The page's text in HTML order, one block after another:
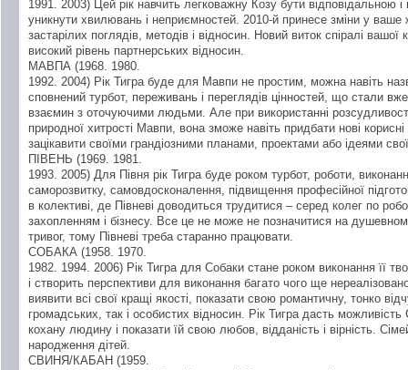
1991. 2003) Цей рік навчить легковажну Козу бути відповідальною
уникнути хвилювань і неприємностей. 2010-й принесе зміни у
застарілих поглядів, методів і відносин. Новий виток спіралі
високий рівень партнерських відносин.
МАВПА (1968. 1980.
1992. 2004) Рік Тигра буде для Мавпи не простим, можна навіть
сповнений турбот, переживань і переглядів цінностей, що стали
взаємин з оточуючими людьми. Але при використанні
природної хитрості Мавпи, вона зможе навіть придбати нові корисні
зацікавити своїми грандіозними планами, проектами або ідеями
ПІВЕНЬ (1969. 1981.
1993. 2005) Для Півня рік Тигра буде роком турбот, роботи,
саморозвитку, самовдосконалення, підвищення професійної
в колективі, де Півневі доводиться трудитися – серед колег по
захопленням і бізнесу. Все це не може не позначитися на
тривог, тому Півневі треба старанно працювати.
СОБАКА (1958. 1970.
1982. 1994. 2006) Рік Тигра для Собаки стане роком виконання її
і створить перспективи для виконання багато чого ще
виявити всі свої кращі якості, показати свою романтичну, тонко
громадських, так і особистих відносин. Рік Тигра дасть
кохану людину і показати їй свою любов, відданість і вірність.
народження дітей.
СВИНЯ/КАБАН (1959.